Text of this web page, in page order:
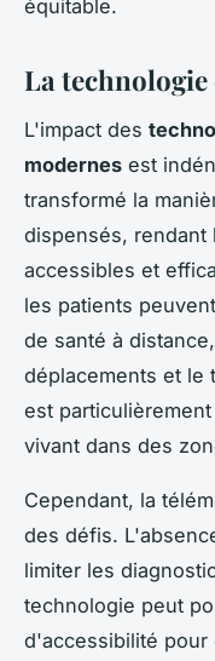
équitable.
La technologie
L'impact des
modernes est
transformé la
dispensés, rendant
accessibles et
les patients
de santé à
déplacements et le
est
vivant dans des
Cependant, la
des défis.
limiter les
technologie peut
d'accessibilité pour